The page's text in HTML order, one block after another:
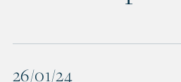
26/01/24